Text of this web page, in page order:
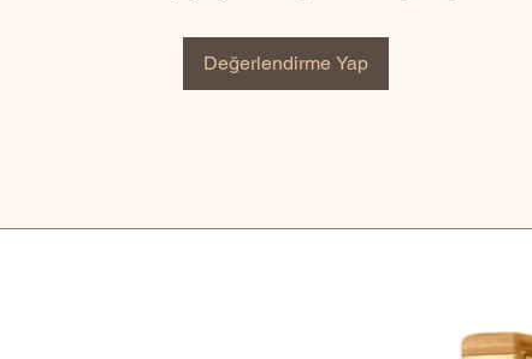
Değerlendirme Yap